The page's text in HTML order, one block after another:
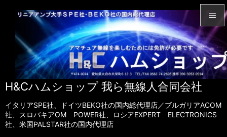
H&Cハムショップ 我ら無線人合同会社
イタリアSPE社、ドイツBEKO社の国内総代理店／ブルガリアACOM
社、スロバキアOM POWER社、ロシアEXPERT ELECTRONICS
社、米国PALSTAR社の国内代理店


メニュ

サイド
